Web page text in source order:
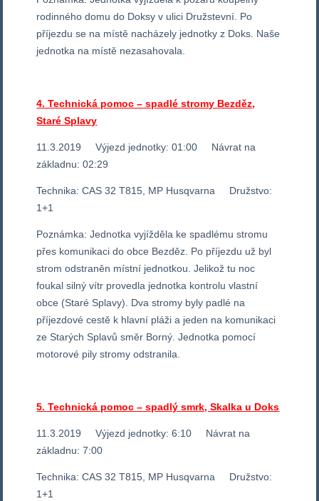
rodinného domu do Doksy v ulici Družstevní. Po
příjezdu se na místě nacházely jednotky z Doks. Naše
jednotka na místě nezasahovala.
4. Technická pomoc – spadlé stromy Bezděz,
Staré Splavy
11.3.2019 Výjezd jednotky: 01:00 Návrat na
základnu: 02:29
Technika: CAS 32 T815, MP Husqvarna Družstvo:
1+1
Poznámka: Jednotka vyjížděla ke spadlému stromu
přes komunikaci do obce Bezděz. Po příjezdu už byl
strom odstraněn místní jednotkou. Jelikož tu noc
foukal silný vítr provedla jednotka kontrolu vlastní
obce (Staré Splavy). Dva stromy byly padlé na
příjezdové cestě k hlavní pláži a jeden na komunikaci
ze Starých Splavů směr Borný. Jednotka pomocí
motorové pily stromy odstranila.
5. Technická pomoc – spadlý smrk, Skalka u Doks
11.3.2019 Výjezd jednotky: 6:10 Návrat na
základnu: 7:00
Technika: CAS 32 T815, MP Husqvarna Družstvo:
1+1